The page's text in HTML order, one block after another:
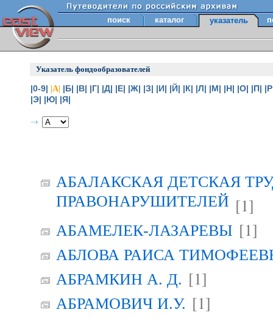
поиск каталог указатель
Указатель фондообразователей
|0-9| |А| |Б| |В| |Г| |Д| |Е| |Ж| |З| |И| |Й| |К| |Л| |М| |Н| |О| |П|
|Э| |Ю| |Я|
АБАЛАКСКАЯ ДЕТСКАЯ
ПРАВОНАРУШИТЕЛЕЙ [1]
АБАМЕЛЕК-ЛАЗАРЕВЫ [1]
АБЛОВА РАИСА
АБРАМКИН А. Д. [1]
АБРАМОВИЧ И.У. [1]